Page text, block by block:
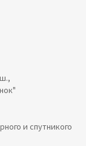
и спутникого